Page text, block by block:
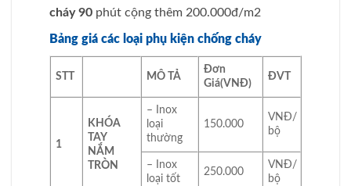
cháy 90 phút cộng thêm 200.000đ/m2
Bảng giá các loại phụ kiện chống cháy
STT MÔ TẢ
Đơn
Giá(VNĐ)
ĐVT
1
KHÓA
TAY
NẮM
TRÒN
– Inox
loại
thường
150.000
VNĐ/
bộ
– Inox
loại tốt
250.000
VNĐ/
bộ